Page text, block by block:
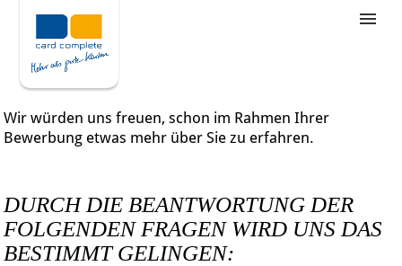
Stellenangebote
Unternehmensziele
Was wir bieten
Wir würden uns freuen, schon im Rahmen Ihrer
Bewerbung etwas mehr über Sie zu erfahren.
DURCH DIE BEANTWORTUNG DER
FOLGENDEN FRAGEN WIRD UNS DAS
BESTIMMT GELINGEN: